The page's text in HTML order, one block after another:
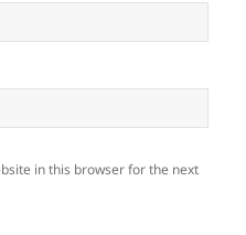
in this browser for the next